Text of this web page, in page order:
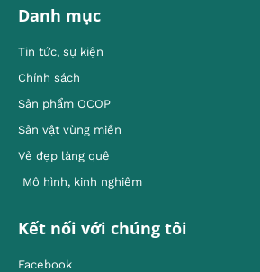
Danh mục
Tin tức, sự kiện
Chính sách
Sản phẩm OCOP
Sản vật vùng miền
Vẻ đẹp làng quê
Mô hình, kinh nghiêm
Kết nối với chúng tôi
Facebook